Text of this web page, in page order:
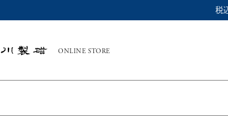
税
深
ONLINE STORE